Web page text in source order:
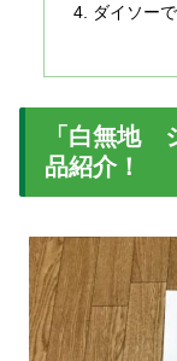
ダイソー
「白無地
品紹介！